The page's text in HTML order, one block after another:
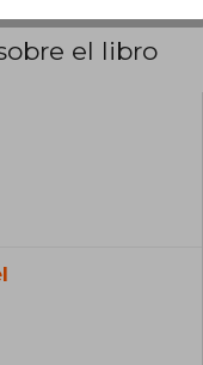
el libro